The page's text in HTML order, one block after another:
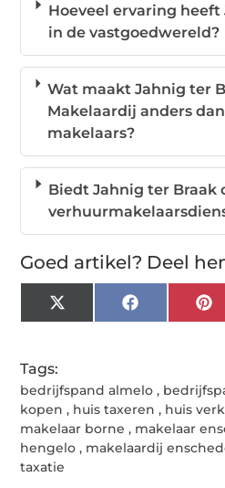
Hoeveel ervaring
in de vastgoedwereld?
Wat maakt Jahnig ter
Makelaardij anders
makelaars?
Biedt Jahnig ter Braak
Goed artikel? Deel
X
(Twitter)
Facebook
Tags:
bedrijfspand almelo ,
kopen , huis taxeren , huis
makelaar borne , makelaar
hengelo , makelaardij
taxatie